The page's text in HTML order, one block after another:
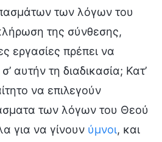
των λόγων του
της σύνθεσης,
εργασίες πρέπει να
αυτήν τη διαδικασία; Κατ’
να επιλεγούν
των λόγων του Θεού
για να γίνουν ύμνοι, και